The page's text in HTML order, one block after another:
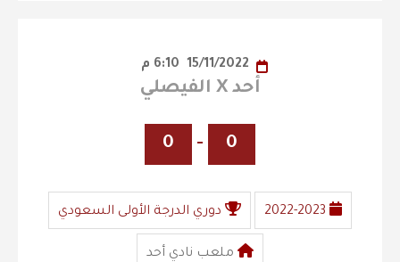
أحد X الفيصلي
0
-
0
2022-2023 دوري الدرجة الأولى السعودي
ملعب نادي أحد